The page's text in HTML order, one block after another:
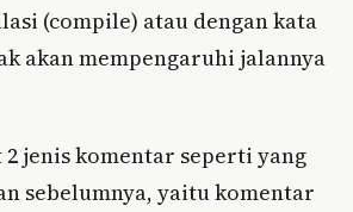
(compile) atau dengan kata
akan mempengaruhi jalannya
2 jenis komentar seperti yang
sebelumnya, yaitu komentar